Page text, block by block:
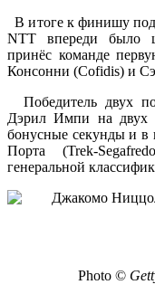
В итоге к финишу
NTT впереди было
принёс команде
Консонни (Cofidis) и
Победитель двух
Дэрил Импи на двух
бонусные секунды и в
Порта (Trek-
генеральной
Photo ©